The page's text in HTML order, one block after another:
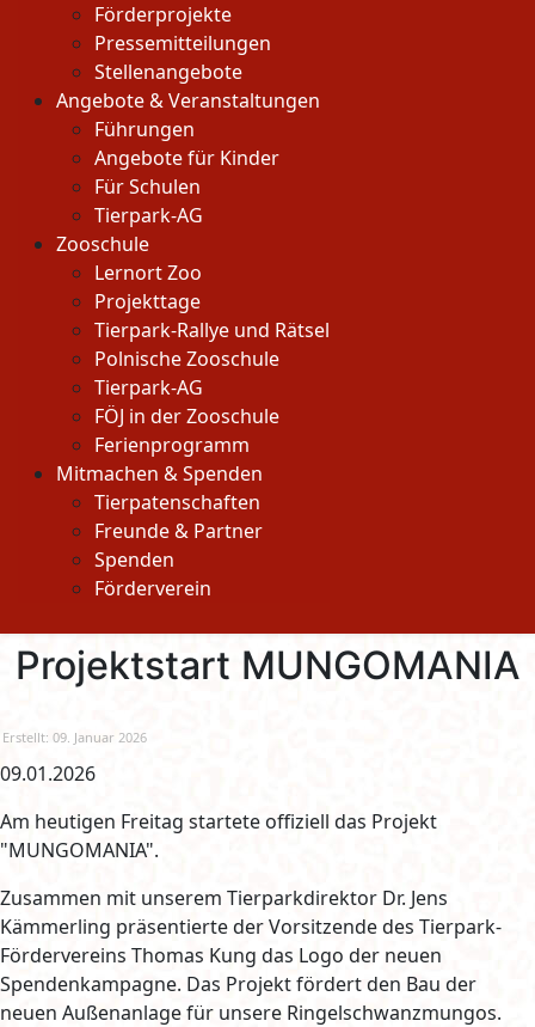
Förderprojekte
Pressemitteilungen
Stellenangebote
Angebote & Veranstaltungen
Führungen
Angebote für Kinder
Für Schulen
Tierpark-AG
Zooschule
Lernort Zoo
Projekttage
Tierpark-Rallye und Rätsel
Polnische Zooschule
Tierpark-AG
FÖJ in der Zooschule
Ferienprogramm
Mitmachen & Spenden
Tierpatenschaften
Freunde & Partner
Spenden
Förderverein
Projektstart MUNGOMANIA
Erstellt: 09. Januar 2026
09.01.2026
Am heutigen Freitag startete offiziell das Projekt
"MUNGOMANIA".
Zusammen mit unserem Tierparkdirektor Dr. Jens
Kämmerling präsentierte der Vorsitzende des Tierpark-
Fördervereins Thomas Kung das Logo der neuen
Spendenkampagne. Das Projekt fördert den Bau der
neuen Außenanlage für unsere Ringelschwanzmungos.